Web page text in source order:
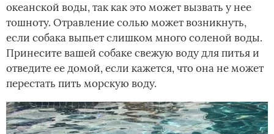
океанской воды, так как это может вызвать у нее
тошноту. Отравление солью может возникнуть,
если собака выпьет слишком много соленой воды.
Принесите вашей собаке свежую воду для питья и
отведите ее домой, если кажется, что она не может
перестать пить морскую воду.